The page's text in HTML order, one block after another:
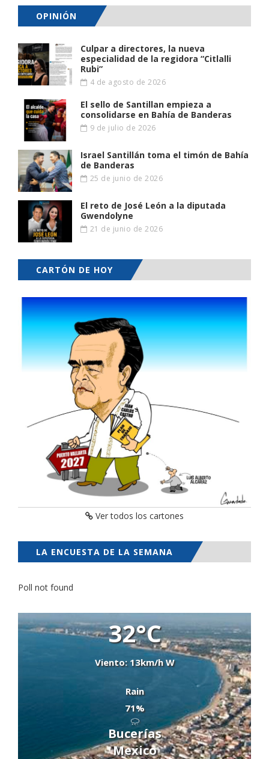
OPINIÓN
Culpar a directores, la nueva
especialidad de la regidora “Citlalli
Rubi”
4 de agosto de 2026
El sello de Santillan empieza a
consolidarse en Bahía de Banderas
9 de julio de 2026
Israel Santillán toma el timón de Bahía
de Banderas
25 de junio de 2026
El reto de José León a la diputada
Gwendolyne
21 de junio de 2026
CARTÓN DE HOY
Ver todos los cartones
LA ENCUESTA DE LA SEMANA
Poll not found
32°C
Viento: 13km/h W
Rain
71%
Bucerías
Mexico